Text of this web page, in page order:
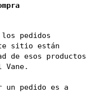
los pedidos
sitio están
de esos productos
Vane.
un pedido es a